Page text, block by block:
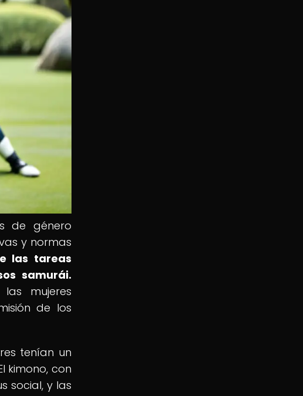
de género
y normas
las tareas
samurái.
mujeres
de los
tenían un
kimono, con
social, y las